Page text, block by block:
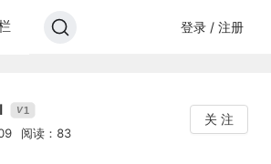
登录 / 注册
V1
阅读：83
关 注